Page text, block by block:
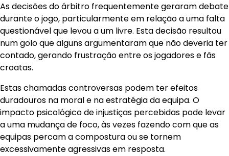
As decisões do árbitro frequentemente geraram debate
durante o jogo, particularmente em relação a uma falta
questionável que levou a um livre. Esta decisão resultou
num golo que alguns argumentaram que não deveria ter
contado, gerando frustração entre os jogadores e fãs
croatas.
Estas chamadas controversas podem ter efeitos
duradouros na moral e na estratégia da equipa. O
impacto psicológico de injustiças percebidas pode levar
a uma mudança de foco, às vezes fazendo com que as
equipas percam a compostura ou se tornem
excessivamente agressivas em resposta.